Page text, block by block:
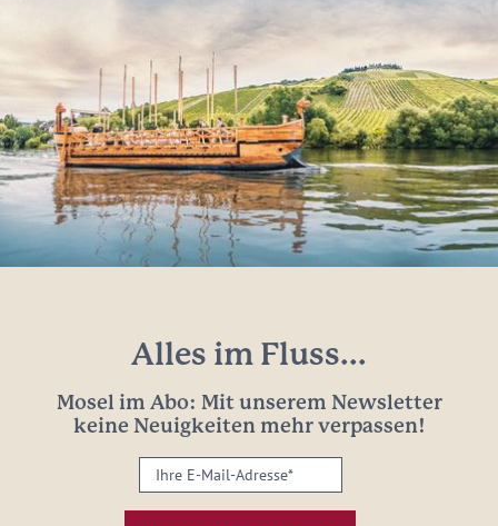
Alles im Fluss...
Mosel im Abo: Mit unserem Newsletter
keine Neuigkeiten mehr verpassen!
Ihre
E-
Mail-